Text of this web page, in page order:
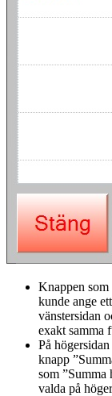
Knappen
kunde ange
vänstersidan
exakt samma
På
knapp
som ”Summa
valda på